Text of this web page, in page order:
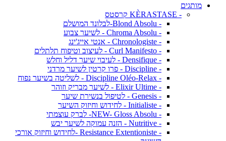
מותגים
- KÈRASTASE קרסטס
- Blond Absolu-לבלונד המושלם
- Chroma Absolu - לשיער צבוע
- Chronologiste - אנטי אייג'ינג
- Curl Manifesto - לעיצוב וטיפוח תלתלים
- Densifique - לעיבוי שיער דליל וחלש
- Discipline - פרו קרטין לשיער מרדני
- Discipline Oléo-Relax - לשליטה בשיער נפוח
- Elixir Ultime - לשיער מבריק וזוהר
- Genesis - לטיפול בנשירת שיער
- Initialiste - לחידוש וחיזוק השיער
- NEW- Gloss Absolu- לברק עוצמתי
- Nutritive - הזנה עמוקה לשיער יבש
- Resistance Extentioniste -לחידוש וחיזוק אורכי